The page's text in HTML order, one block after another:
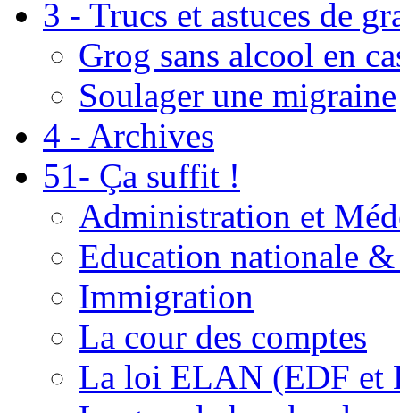
3 - Trucs et astuces de
Grog sans alcool en
Soulager une migraine
4 - Archives
51- Ça suffit !
Administration et
Education nationale
Immigration
La cour des comptes
La loi ELAN (EDF et